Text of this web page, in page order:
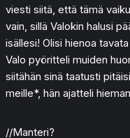
viesti siitä, että tämä
vain, sillä Valokin halusi
isällesi! Olisi hienoa
Valo pyöritteli muiden
siitähän sinä taatusti
meille*, hän ajatteli
//Manteri?